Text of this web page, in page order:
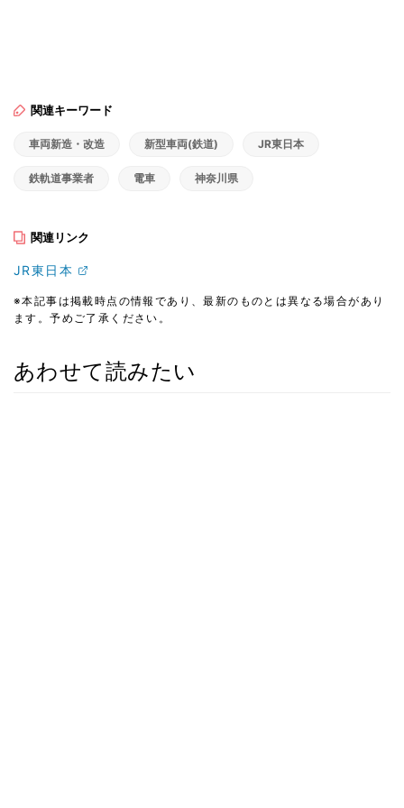
関連キーワード
車両新造・改造 新型車両(鉄道) JR東日本
鉄軌道事業者 電車 神奈川県
関連リンク
JR東日本
※本記事は掲載時点の情報であり、最新のものとは異なる場合があり
ます。予めご了承ください。
あわせて読みたい